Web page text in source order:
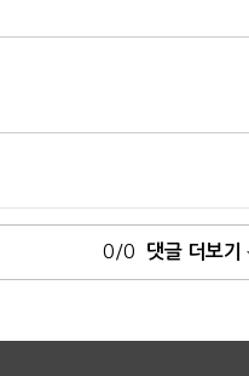
0/0 댓글 더보기